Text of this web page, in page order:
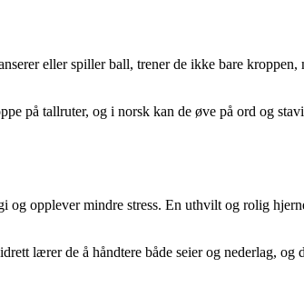
eller spiller ball, trener de ikke bare kroppen,
på tallruter, og i norsk kan de øve på ord og
opplever mindre stress. En uthvilt og rolig
lærer de å håndtere både seier og nederlag, og